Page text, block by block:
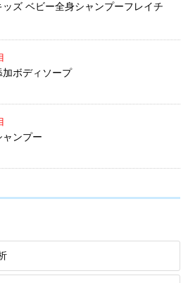
ッズ ベビー全身シャンプーフレイチ
加ボディソープ
ンプー